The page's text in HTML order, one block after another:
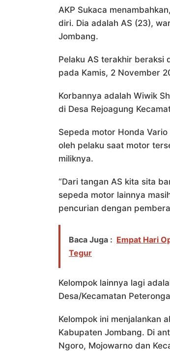
AKP Sukaca
diri. Dia adalah AS (23),
Jombang.
Pelaku AS terakhir beraksi
pada Kamis, 2 November
Korbannya adalah Wiwik
di Desa Rejoagung
Sepeda motor Honda
oleh pelaku saat motor
miliknya.
“Dari tangan AS kita sita
sepeda motor lainnya
pencurian dengan
Baca Juga : Empat Hari
Tegur
Kelompok lainnya lagi
Desa/Kecamatan
Kelompok ini menjalankan
Kabupaten Jombang. Di
Ngoro, Mojowarno dan